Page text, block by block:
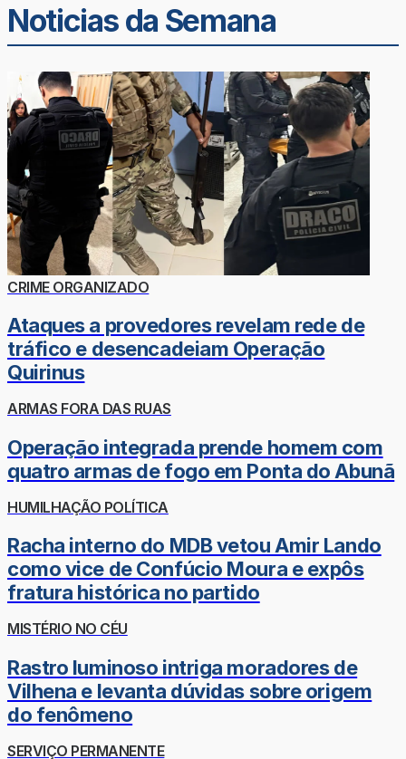
Noticias da Semana
CRIME ORGANIZADO
Ataques a provedores revelam rede de
tráfico e desencadeiam Operação
Quirinus
ARMAS FORA DAS RUAS
Operação integrada prende homem com
quatro armas de fogo em Ponta do Abunã
HUMILHAÇÃO POLÍTICA
Racha interno do MDB vetou Amir Lando
como vice de Confúcio Moura e expôs
fratura histórica no partido
MISTÉRIO NO CÉU
Rastro luminoso intriga moradores de
Vilhena e levanta dúvidas sobre origem
do fenômeno
SERVIÇO PERMANENTE